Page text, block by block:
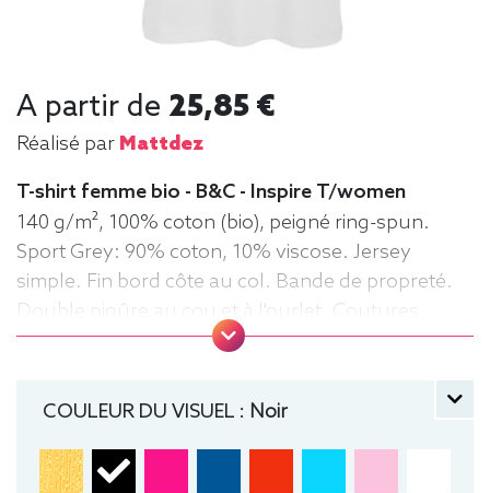
A partir de 25,85 €
Réalisé par Mattdez
T-shirt femme bio - B&C - Inspire T/women
140 g/m², 100% coton (bio), peigné ring-spun.
Sport Grey: 90% coton, 10% viscose. Jersey
simple. Fin bord côte au col. Bande de propreté.
Double piqûre au cou et à l'ourlet. Coutures
latérales. Surface très lisse. Tee-shirt,
Organic, B&C
COULEUR DU VISUEL : Noir